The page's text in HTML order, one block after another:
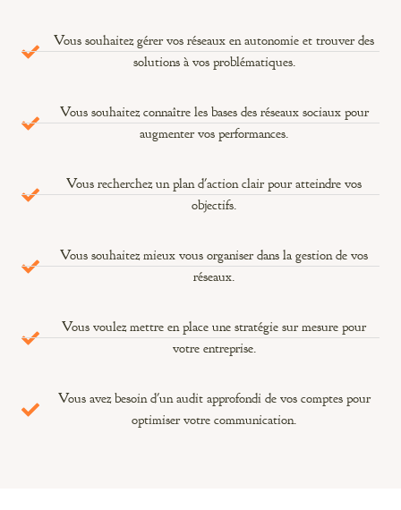
Vous souhaitez gérer vos réseaux en autonomie et trouver des
solutions à vos problématiques.
Vous souhaitez connaître les bases des réseaux sociaux pour
augmenter vos performances.
Vous recherchez un plan d'action clair pour atteindre vos
objectifs.
Vous souhaitez mieux vous organiser dans la gestion de vos
réseaux.
Vous voulez mettre en place une stratégie sur mesure pour
votre entreprise.
Vous avez besoin d'un audit approfondi de vos comptes pour
optimiser votre communication.